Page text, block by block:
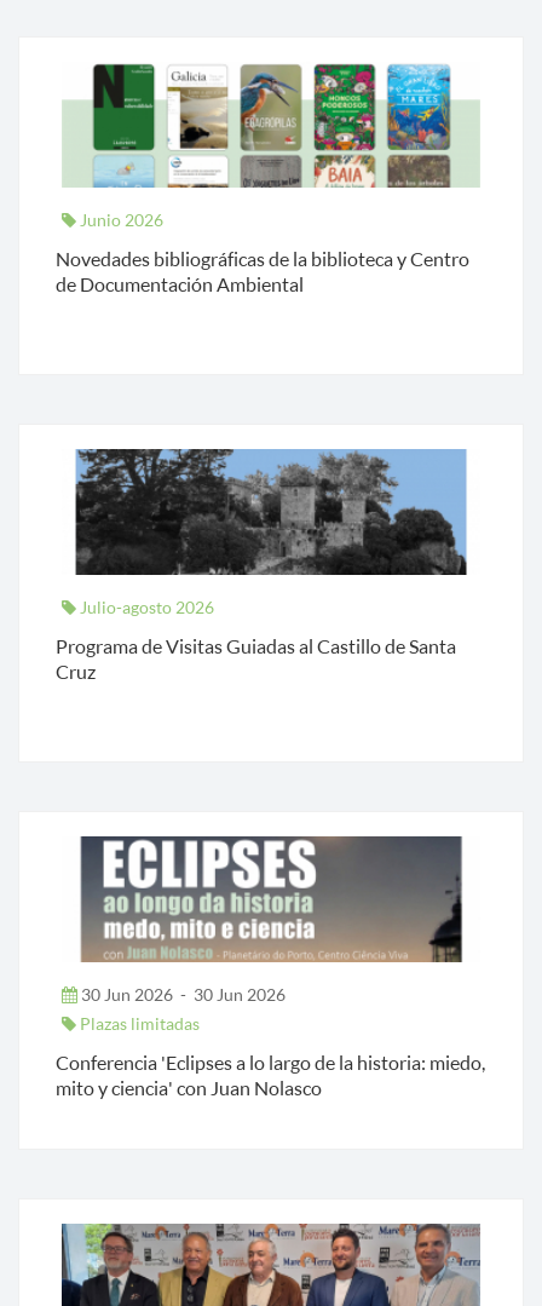
Junio 2026
Novedades bibliográficas de la biblioteca y Centro
de Documentación Ambiental
Julio-agosto 2026
Programa de Visitas Guiadas al Castillo de Santa
Cruz
30 Jun 2026 - 30 Jun 2026
Plazas limitadas
Conferencia 'Eclipses a lo largo de la historia: miedo,
mito y ciencia' con Juan Nolasco